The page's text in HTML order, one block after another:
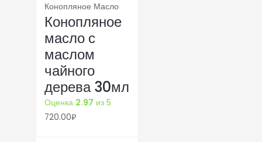
Конопляное Масло
Конопляное
масло с
маслом
чайного
дерева 30мл
Оценка 2.97 из 5
720.00₽